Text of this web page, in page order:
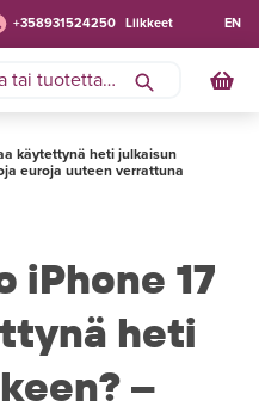
+358931524250 Liikkeet EN
käytettynä heti julkaisun
euroja uuteen verrattuna
iPhone 17
heti
–